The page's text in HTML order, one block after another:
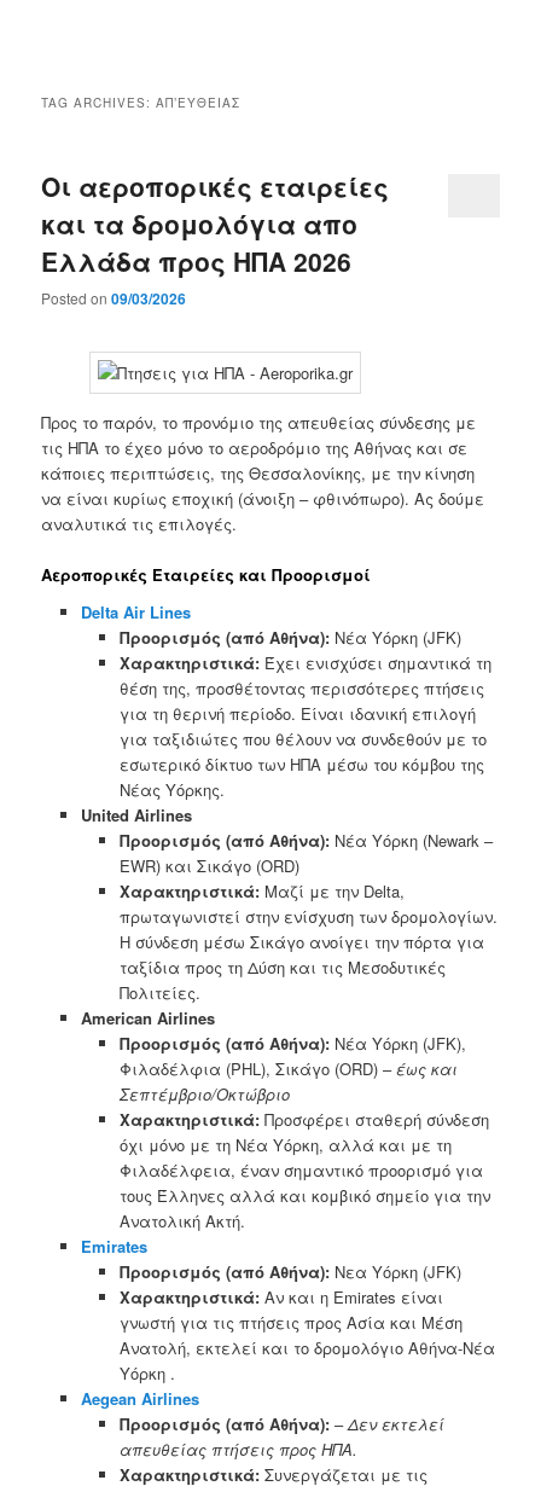
TAG ARCHIVES:ΑΠ’ΕΥΘΕΙΑΣ
Οι αεροπορικές εταιρείες
και τα δρομολόγια απο
Ελλάδα προς ΗΠΑ 2026
Posted on09/03/2026
Προς το παρόν, το προνόμιο της απευθείας σύνδεσης με
τις ΗΠΑ το έχεο μόνο το αεροδρόμιο της Αθήνας και σε
κάποιες περιπτώσεις, της Θεσσαλονίκης, με την κίνηση
να είναι κυρίως εποχική (άνοιξη – φθινόπωρο). Ας δούμε
αναλυτικά τις επιλογές.
Αεροπορικές Εταιρείες και Προορισμοί
Delta Air Lines
Προορισμός (από Αθήνα): Νέα Υόρκη (JFK)
Χαρακτηριστικά: Έχει ενισχύσει σημαντικά τη
θέση της, προσθέτοντας περισσότερες πτήσεις
για τη θερινή περίοδο. Είναι ιδανική επιλογή
για ταξιδιώτες που θέλουν να συνδεθούν με το
εσωτερικό δίκτυο των ΗΠΑ μέσω του κόμβου της
Νέας Υόρκης.
United Airlines
Προορισμός (από Αθήνα): Νέα Υόρκη (Newark –
EWR) και Σικάγο (ORD)
Χαρακτηριστικά: Μαζί με την Delta,
πρωταγωνιστεί στην ενίσχυση των δρομολογίων.
Η σύνδεση μέσω Σικάγο ανοίγει την πόρτα για
ταξίδια προς τη Δύση και τις Μεσοδυτικές
Πολιτείες.
American Airlines
Προορισμός (από Αθήνα): Νέα Υόρκη (JFK),
Φιλαδέλφια (PHL), Σικάγο (ORD) –έως και
Σεπτέμβριο/Οκτώβριο
Χαρακτηριστικά: Προσφέρει σταθερή σύνδεση
όχι μόνο με τη Νέα Υόρκη, αλλά και με τη
Φιλαδέλφεια, έναν σημαντικό προορισμό για
τους Έλληνες αλλά και κομβικό σημείο για την
Ανατολική Ακτή.
Emirates
Προορισμός (από Αθήνα): Νεα Υόρκη (JFK)
Χαρακτηριστικά: Αν και η Emirates είναι
γνωστή για τις πτήσεις προς Ασία και Μέση
Ανατολή, εκτελεί και το δρομολόγιο Αθήνα-Νέα
Υόρκη .
Aegean Airlines
Προορισμός (από Αθήνα): –Δεν εκτελεί
απευθείας πτήσεις προς ΗΠΑ.
Χαρακτηριστικά: Συνεργάζεται με τις